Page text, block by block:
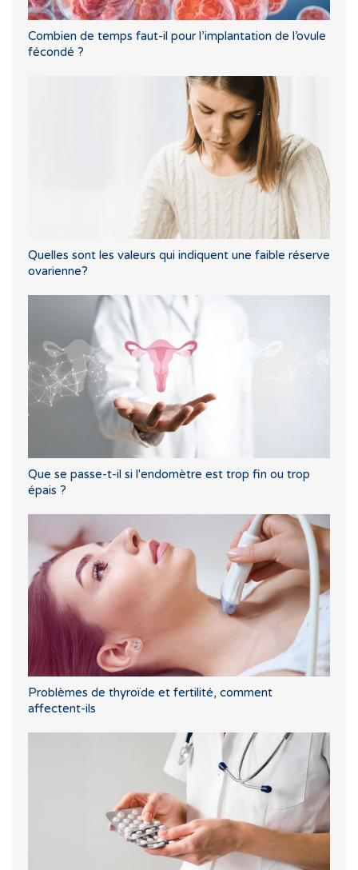
Combien de temps faut-il pour l’implantation de l’ovule
fécondé ?
Quelles sont les valeurs qui indiquent une faible réserve
ovarienne?
Que se passe-t-il si l'endomètre est trop fin ou trop
épais ?
Problèmes de thyroïde et fertilité, comment
affectent-ils